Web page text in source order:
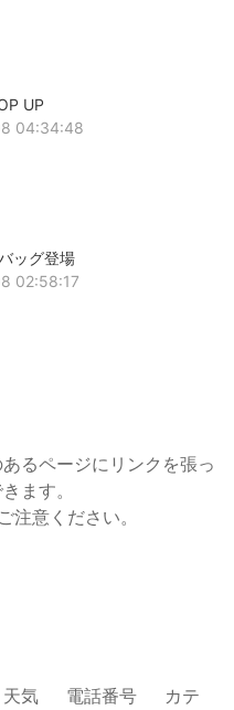
UP
04:34:48
ッグ登場
02:58:17
るページにリンクを張っ
ます。
注意ください。
天気 電話番号 カテ